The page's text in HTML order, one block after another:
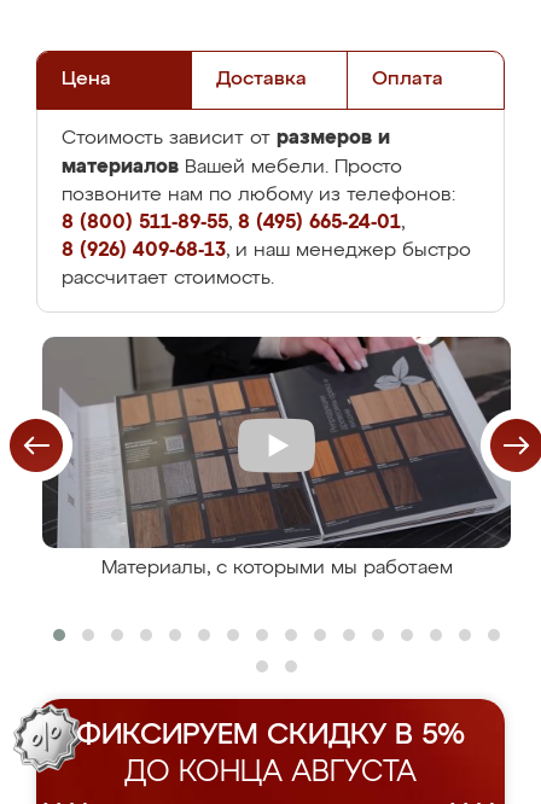
Цена Доставка Оплата
Стоимость зависит от размеров и
материалов Вашей мебели. Просто
позвоните нам по любому из телефонов:
8 (800) 511-89-55, 8 (495) 665-24-01,
8 (926) 409-68-13, и наш менеджер быстро
рассчитает стоимость.
Материалы, с которыми мы работаем
ФИКСИРУЕМ СКИДКУ В 5%
ДО КОНЦА АВГУСТА